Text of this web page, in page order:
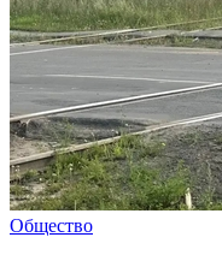
Общество